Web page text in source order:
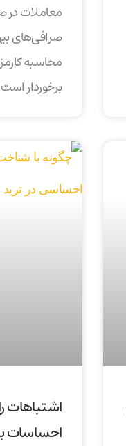
معاملات در
صرافی‌های
محاسبه
برخوردار
اشتباهات
احساسات